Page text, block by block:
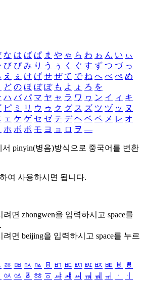
な は ば ぱ ま や ゃ ら わ ゎ ん い ぃ
び ぴ み り う ぅ く ぐ す ず つ づ っ
え ぇ け げ せ ぜ て で ね へ べ ぺ め
ど の ほ ぼ ぽ も よ ょ ろ を
ハ バ パ マ ヤ ャ ラ ワ ヮ ン イ ィ キ
ピ ミ リ ウ ゥ ク グ ス ズ ツ ヅ ッ ヌ
ェ ケ ゲ セ ゼ テ デ ヘ ベ ペ メ レ オ
ホ ボ ポ モ ヨ ョ ロ ヲ ―
서 pinyin(병음)방식으로 중국어를 변환
여 사용하시면 됩니다.
려면 zhongwen을 입력하시고 space를
려면 beijing을 입력하시고 space를 누르
ㅭ ㅮ ㅯ ㅰ ㅱ ㅲ ㅳ ㅴ ㅵ ㅶ ㅷ ㅸ
ㅹ
ㆂ ㆃ ㆄ ㆅ ㆆ ㆇ ㆈ ㆉ ㆊ ㆋ ㆌ ㆍ
ㆎ